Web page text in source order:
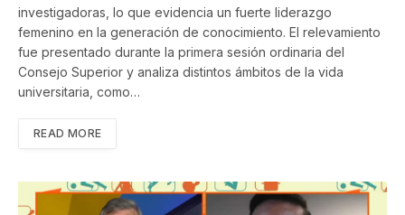
investigadoras, lo que evidencia un fuerte liderazgo
femenino en la generación de conocimiento. El relevamiento
fue presentado durante la primera sesión ordinaria del
Consejo Superior y analiza distintos ámbitos de la vida
universitaria, como…
READ MORE